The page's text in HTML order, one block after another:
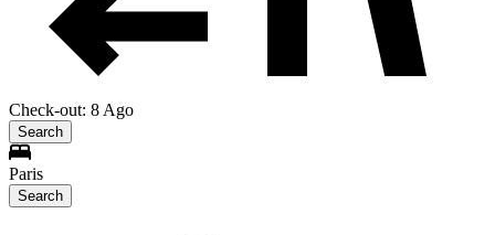
Check-out: 8 Ago
Search
Paris
Search